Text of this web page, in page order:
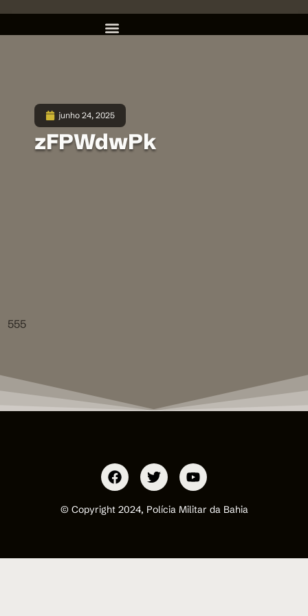
junho 24, 2025
zFPWdwPk
555
© Copyright 2024, Polícia Militar da Bahia